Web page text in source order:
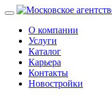
О компании
Услуги
Каталог
Карьера
Контакты
Новостройки